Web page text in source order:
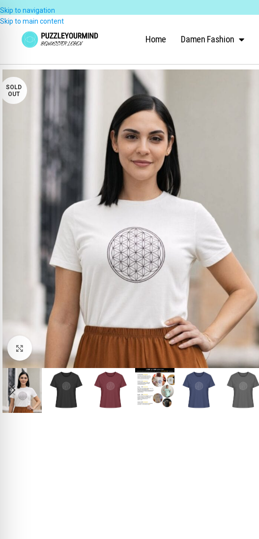
Skip to navigation
Skip to main content
Home Damen Fashion
SOLD
OUT
Click to enlarge